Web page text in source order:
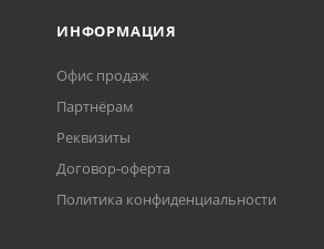
ИНФОРМАЦИЯ
Офис продаж
Партнёрам
Реквизиты
Договор-оферта
Политика конфиденциальности